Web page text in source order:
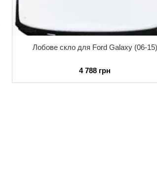
Лобове скло для Ford Galaxy (06-15)
4 788 грн